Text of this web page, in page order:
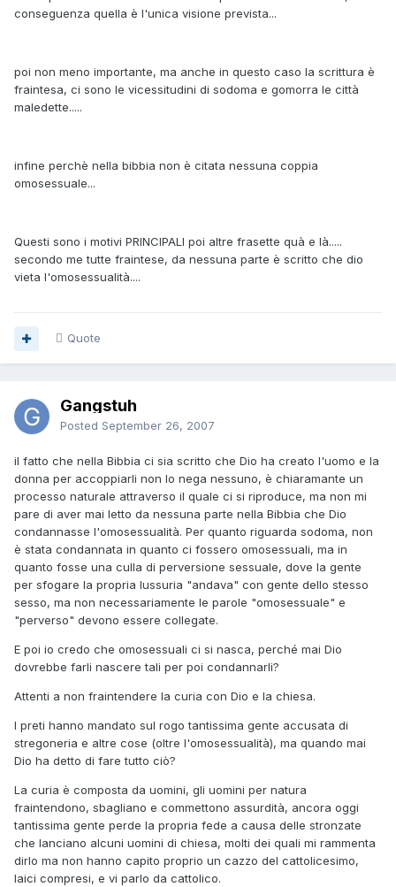
conseguenza quella è l'unica visione prevista...
poi non meno importante, ma anche in questo caso la scrittura è
fraintesa, ci sono le vicessitudini di sodoma e gomorra le città
maledette.....
infine perchè nella bibbia non è citata nessuna coppia
omosessuale...
Questi sono i motivi PRINCIPALI poi altre frasette quà e là.....
secondo me tutte fraintese, da nessuna parte è scritto che dio
vieta l'omosessualità....
Quote
Gangstuh
Posted September 26, 2007
il fatto che nella Bibbia ci sia scritto che Dio ha creato l'uomo e la
donna per accoppiarli non lo nega nessuno, è chiaramante un
processo naturale attraverso il quale ci si riproduce, ma non mi
pare di aver mai letto da nessuna parte nella Bibbia che Dio
condannasse l'omosessualità. Per quanto riguarda sodoma, non
è stata condannata in quanto ci fossero omosessuali, ma in
quanto fosse una culla di perversione sessuale, dove la gente
per sfogare la propria lussuria "andava" con gente dello stesso
sesso, ma non necessariamente le parole "omosessuale" e
"perverso" devono essere collegate.
E poi io credo che omosessuali ci si nasca, perché mai Dio
dovrebbe farli nascere tali per poi condannarli?
Attenti a non fraintendere la curia con Dio e la chiesa.
I preti hanno mandato sul rogo tantissima gente accusata di
stregoneria e altre cose (oltre l'omosessualità), ma quando mai
Dio ha detto di fare tutto ciò?
La curia è composta da uomini, gli uomini per natura
fraintendono, sbagliano e commettono assurdità, ancora oggi
tantissima gente perde la propria fede a causa delle stronzate
che lanciano alcuni uomini di chiesa, molti dei quali mi rammenta
dirlo ma non hanno capito proprio un cazzo del cattolicesimo,
laici compresi, e vi parlo da cattolico.